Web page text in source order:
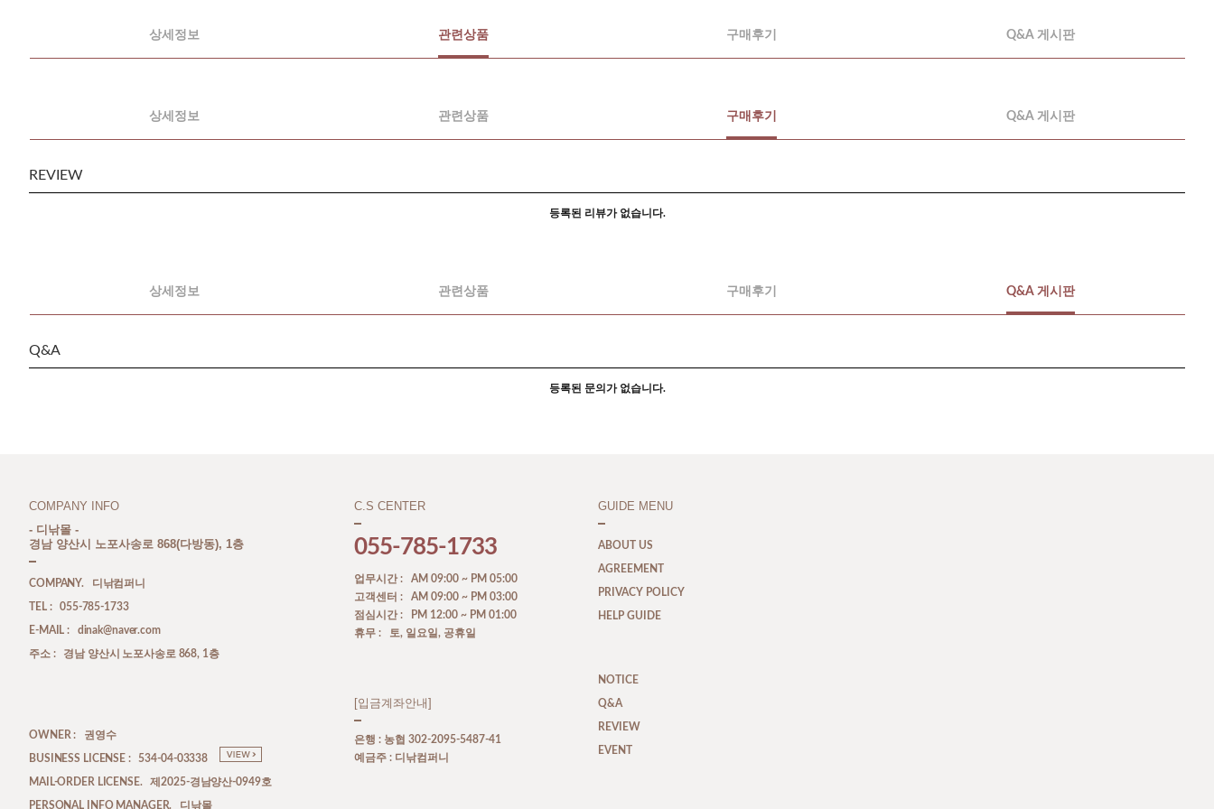
상세정보 관련상품 구매후기 Q&A 게시판
상세정보 관련상품 구매후기 Q&A 게시판
REVIEW
등록된 리뷰가 없습니다.
상세정보 관련상품 구매후기 Q&A 게시판
Q&A
등록된 문의가 없습니다.
COMPANY INFO
- 디낚몰 -
경남 양산시 노포사송로 868(다방동), 1층
COMPANY. 디낚컴퍼니
TEL : 055-785-1733
E-MAIL : dinak@naver.com
주소 : 경남 양산시 노포사송로 868, 1층
OWNER : 권영수
BUSINESS LICENSE : 534-04-03338
MAIL-ORDER LICENSE. 제2025-경남양산-0949호
PERSONAL INFO MANAGER. 디낚몰
C.S CENTER
055-785-1733
업무시간 : AM 09:00 ~ PM 05:00
고객센터 : AM 09:00 ~ PM 03:00
점심시간 : PM 12:00 ~ PM 01:00
휴무 : 토, 일요일, 공휴일
[입금계좌안내]
은행 : 농협 302-2095-5487-41
예금주 : 디낚컴퍼니
GUIDE MENU
ABOUT US
AGREEMENT
PRIVACY POLICY
HELP GUIDE
NOTICE
Q&A
REVIEW
EVENT